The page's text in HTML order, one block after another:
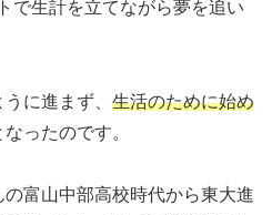
で生計を立てながら夢を追い
に進まず、 生活のために始め
なったのです。
富山中部高校時代から東大進